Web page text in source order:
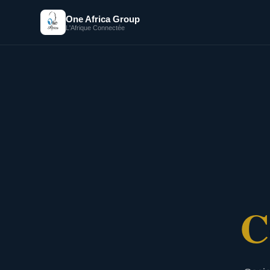
One Africa Group
L'Afrique Connectée